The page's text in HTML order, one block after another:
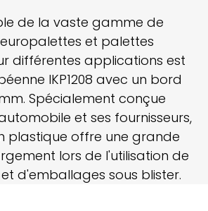
de la vaste gamme de
et palettes
différentes applications est
IKP1208 avec un bord
Spécialement conçue
et ses fournisseurs,
plastique offre une grande
lors de l'utilisation de
d'emballages sous blister.